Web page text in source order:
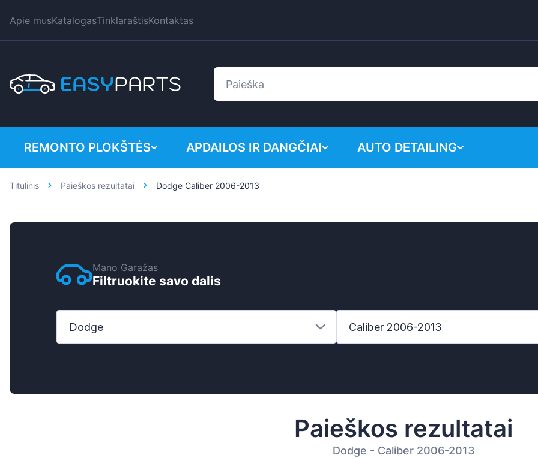
Apie musKatalogasTinklaraštisKontaktas
REMONTO PLOKŠTĖS
Lengvieji automobiliai
APDAILOS IR DANGČIAI
BMW
Ford
Honda
AUTO DETAILING
Titulinis Paieškos rezultatai Dodge Caliber 2006-2013
Mano Garažas
Filtruokite savo dalis
Dodge Caliber 2006-2013
Paieškos rezultatai
Dodge - Caliber 2006-2013